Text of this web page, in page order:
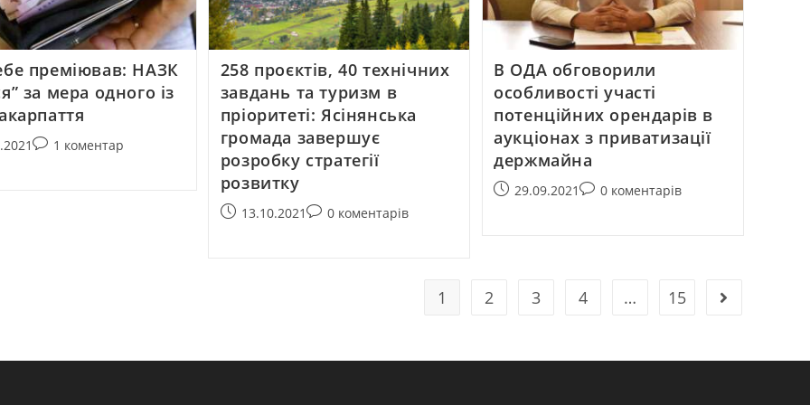
преміював: НАЗК
за мера одного із
1 коментар
258 проєктів, 40 технічних
завдань та туризм в
пріоритеті: Ясінянська
громада завершує
розробку стратегії
розвитку
13.10.2021 0 коментарів
В ОДА обговорили
особливості участі
потенційних орендарів в
аукціонах з приватизації
держмайна
29.09.2021 0 коментарів
1 2 3 4 … 15